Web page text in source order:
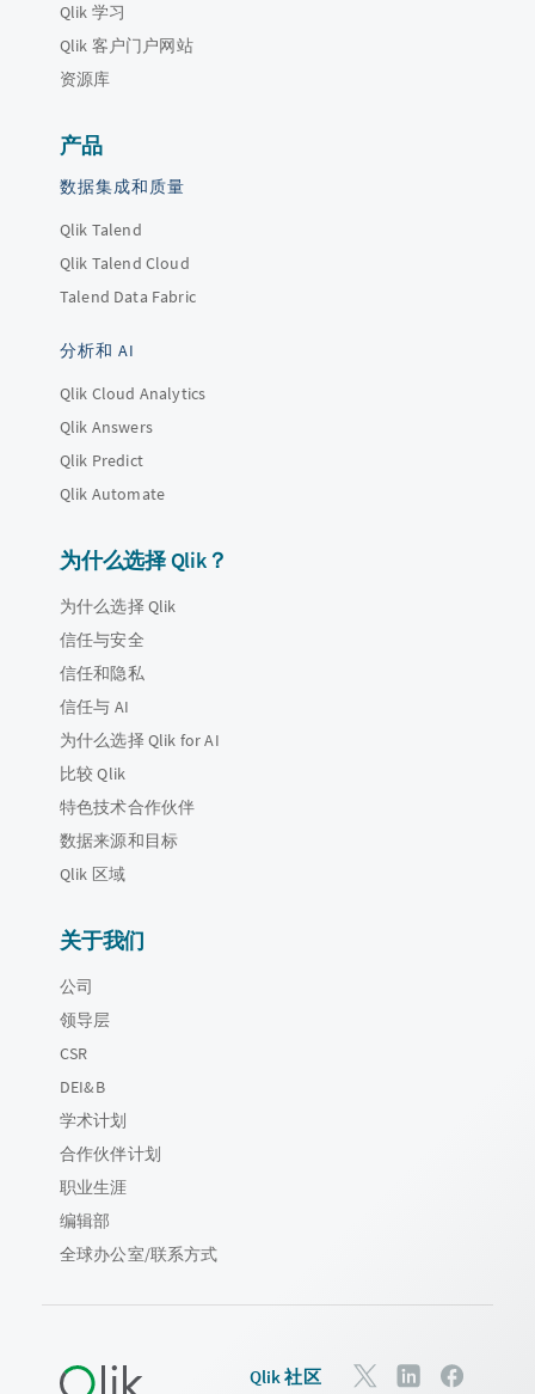
Qlik 学习
Qlik 客户门户网站
资源库
产品
数据集成和质量
Qlik Talend
Qlik Talend Cloud
Talend Data Fabric
分析和 AI
Qlik Cloud Analytics
Qlik Answers
Qlik Predict
Qlik Automate
为什么选择 Qlik？
为什么选择 Qlik
信任与安全
信任和隐私
信任与 AI
为什么选择 Qlik for AI
比较 Qlik
特色技术合作伙伴
数据来源和目标
Qlik 区域
关于我们
公司
领导层
CSR
DEI&B
学术计划
合作伙伴计划
职业生涯
编辑部
全球办公室/联系方式
Qlik 社区